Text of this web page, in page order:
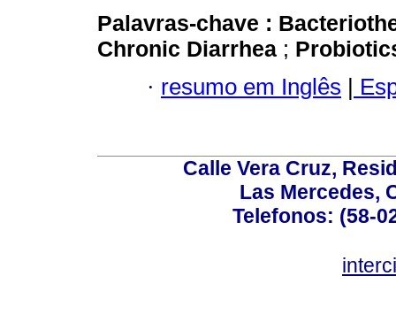
Palavras-chave :
Chronic Diarrhea ;
· resumo em Inglês |
Calle Vera Cruz,
Las Mercedes,
Telefonos: (58-